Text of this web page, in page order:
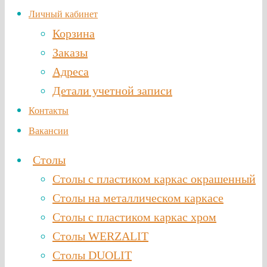
Личный кабинет
Корзина
Заказы
Адреса
Детали учетной записи
Контакты
Вакансии
Столы
Столы с пластиком каркас окрашенный
Столы на металлическом каркасе
Столы с пластиком каркас хром
Столы WERZALIT
Столы DUOLIT